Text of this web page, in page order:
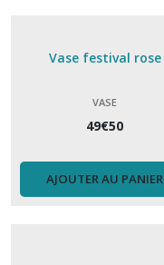
Vase festival rose
VASE
49€50
AJOUTER AU PANIER